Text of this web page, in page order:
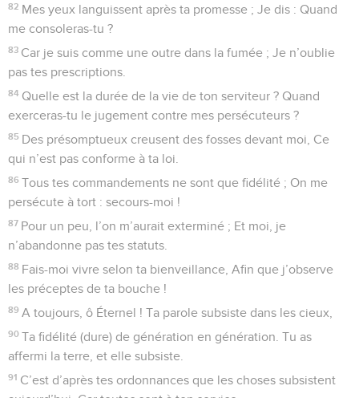
82 Mes yeux languissent après ta promesse ; Je dis : Quand
me consoleras-tu ?
83 Car je suis comme une outre dans la fumée ; Je n’oublie
pas tes prescriptions.
84 Quelle est la durée de la vie de ton serviteur ? Quand
exerceras-tu le jugement contre mes persécuteurs ?
85 Des présomptueux creusent des fosses devant moi, Ce
qui n’est pas conforme à ta loi.
86 Tous tes commandements ne sont que fidélité ; On me
persécute à tort : secours-moi !
87 Pour un peu, l’on m’aurait exterminé ; Et moi, je
n’abandonne pas tes statuts.
88 Fais-moi vivre selon ta bienveillance, Afin que j’observe
les préceptes de ta bouche !
89 A toujours, ô Éternel ! Ta parole subsiste dans les cieux,
90 Ta fidélité (dure) de génération en génération. Tu as
affermi la terre, et elle subsiste.
91 C’est d’après tes ordonnances que les choses subsistent